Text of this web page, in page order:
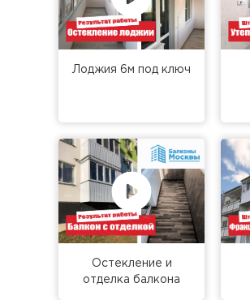
Лоджия 6м под ключ
Остекление и
отделка балкона